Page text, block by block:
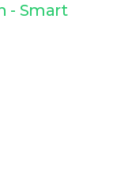
- Smart